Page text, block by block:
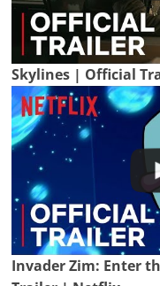
Skylines | Official
Invader Zim: Enter